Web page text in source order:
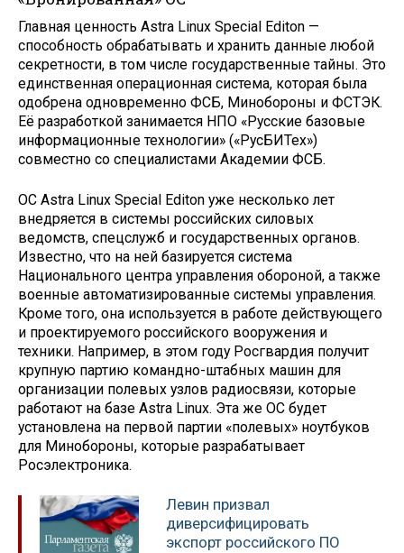
Главная ценность Astra Linux Special Editon —
способность обрабатывать и хранить данные любой
секретности, в том числе государственные тайны. Это
единственная операционная система, которая была
одобрена одновременно ФСБ, Минобороны и ФСТЭК.
Её разработкой занимается НПО «Русские базовые
информационные технологии» («РусБИТех»)
совместно со специалистами Академии ФСБ.
ОС Astra Linux Special Editon уже несколько лет
внедряется в системы российских силовых
ведомств, спецслужб и государственных органов.
Известно, что на ней базируется система
Национального центра управления обороной, а также
военные автоматизированные системы управления.
Кроме того, она используется в работе действующего
и проектируемого российского вооружения и
техники. Например, в этом году Росгвардия получит
крупную партию командно-штабных машин для
организации полевых узлов радиосвязи, которые
работают на базе Astra Linux. Эта же ОС будет
установлена на первой партии «полевых» ноутбуков
для Минобороны, которые разрабатывает
Росэлектроника.
Левин призвал
диверсифицировать
экспорт российского ПО